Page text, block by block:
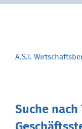
A.S.I.
Suche nach